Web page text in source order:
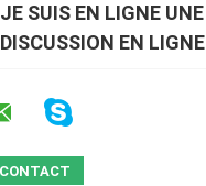
JE SUIS EN LIGNE UNE
DISCUSSION EN LIGNE